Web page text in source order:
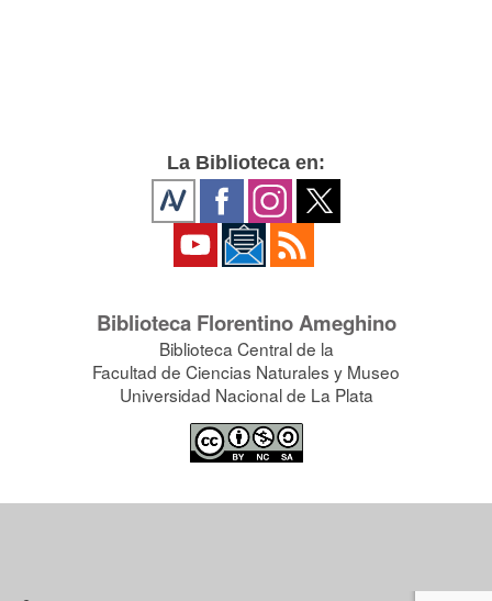
La Biblioteca en:
Biblioteca Florentino Ameghino
Biblioteca Central de la
Facultad de Ciencias Naturales y Museo
Universidad Nacional de La Plata